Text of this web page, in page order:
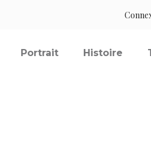
Portrait Histoire